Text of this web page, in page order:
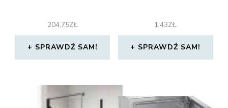
204,75ZŁ
SPRAWDŹ SAM!
1,43ZŁ
SPRAWDŹ SAM!